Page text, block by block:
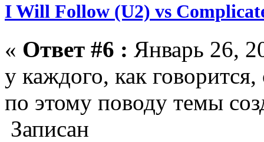
I Will Follow (U2) vs
« Ответ #6 : Январь 26,
у каждого, как
по этому поводу темы
Записан